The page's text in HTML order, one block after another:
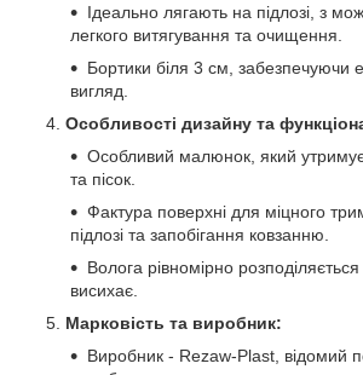
Ідеально лягають на підлозі, з
легкого витягування та очищення.
Бортики біля 3 см, забезпечуючи
вигляд.
Особливості дизайну та
Особливий малюнок, який
та пісок.
Фактура поверхні для міцного
підлозі та запобігання ковзанню.
Волога рівномірно
висихає.
Марковість та виробник:
Виробник - Rezaw-Plast, відомий